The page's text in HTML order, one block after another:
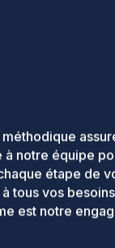
à notre équipe
étape de
tous vos
est notre